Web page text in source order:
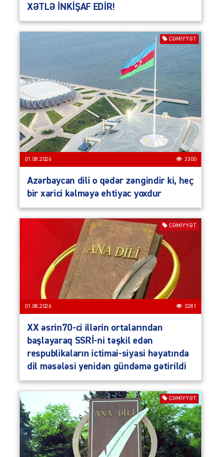
XƏTLƏ İNKİŞAF EDİR!
CƏMIYYƏT
01.08.2026 3300
Azərbaycan dili o qədər zəngindir ki, heç
bir xarici kəlməyə ehtiyac yoxdur
CƏMIYYƏT
01.08.2026 3281
XX əsrin70-ci illərin ortalarından
başlayaraq SSRİ-ni təşkil edən
respublikaların ictimai-siyasi həyatında
dil məsələsi yenidən gündəmə gətirildi
CƏMIYYƏT